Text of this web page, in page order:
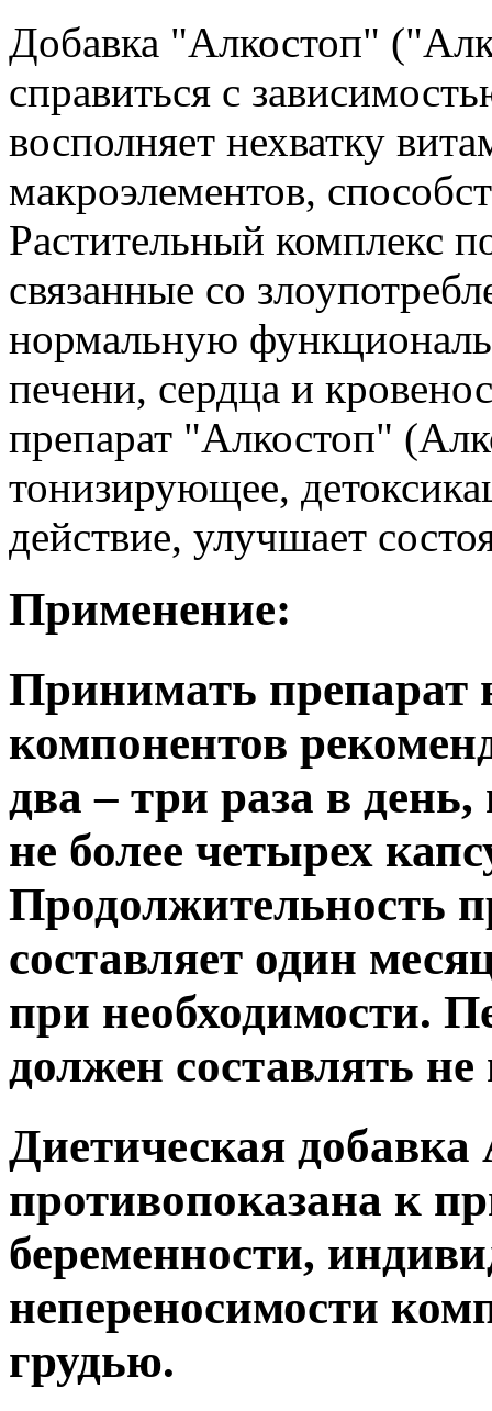
Добавка "Алкостоп"
справиться с
восполняет нехватку
макроэлементов,
Растительный комплекс
связанные со
нормальную
печени, сердца и
препарат "Алкостоп"
тонизирующее,
действие, улучшает
Применение:
Принимать препарат
компонентов
два – три раза в
не более четырех
Продолжительность
составляет один
при необходимости.
должен составлять
Диетическая добавка
противопоказана к
беременности,
непереносимости
грудью.